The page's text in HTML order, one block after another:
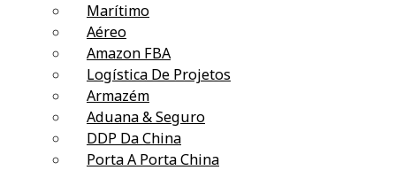
Marítimo
Aéreo
Amazon FBA
Logística De Projetos
Armazém
Aduana & Seguro
DDP Da China
Porta A Porta China